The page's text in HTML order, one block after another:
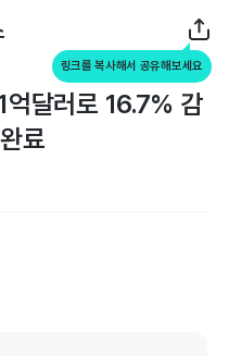
링크를 복사해서 공유해보세요
달러로 16.7% 감
료